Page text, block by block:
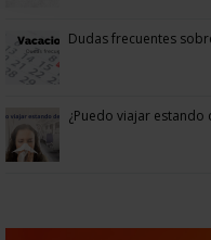
Dudas frecuentes
¿Puedo viajar estando